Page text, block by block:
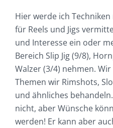
Hier werde ich
für Reels und Jigs
und Interesse ein oder
Bereich Slip Jig (9/8),
Walzer (3/4) nehmen.
Themen wir Rimshots,
und ähnliches
nicht, aber Wünsche
werden! Er kann aber